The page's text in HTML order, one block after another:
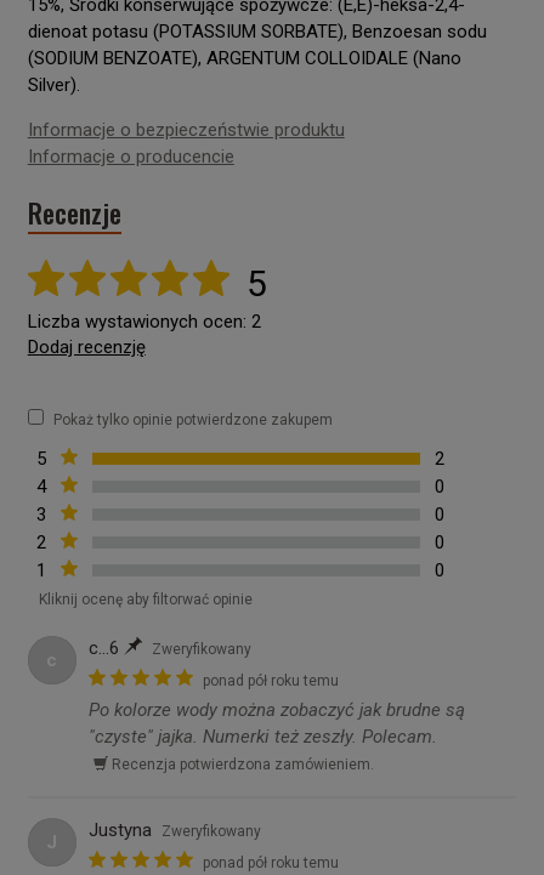
15%, Środki konserwujące spożywcze: (E,E)-heksa-2,4-
dienoat potasu (POTASSIUM SORBATE), Benzoesan sodu
(SODIUM BENZOATE), ARGENTUM COLLOIDALE (Nano
Silver).
Informacje o bezpieczeństwie produktu
Informacje o producencie
Recenzje
5
Liczba wystawionych ocen: 2
Dodaj recenzję
Pokaż tylko opinie potwierdzone zakupem
5
2
4
0
3
0
2
0
1
0
Kliknij ocenę aby filtorwać opinie
c
c...6
Zweryfikowany
ponad pół roku temu
Po kolorze wody można zobaczyć jak brudne są
"czyste" jajka. Numerki też zeszły. Polecam.
Recenzja potwierdzona zamówieniem.
J
Justyna
Zweryfikowany
ponad pół roku temu